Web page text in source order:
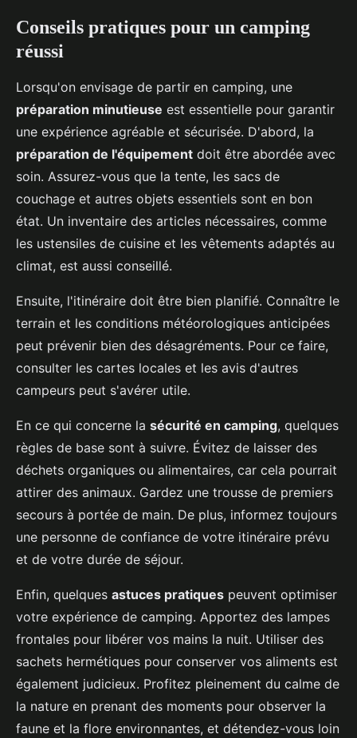
Conseils pratiques pour un camping
réussi
Lorsqu'on envisage de partir en camping, une
préparation minutieuse est essentielle pour garantir
une expérience agréable et sécurisée. D'abord, la
préparation de l'équipement doit être abordée avec
soin. Assurez-vous que la tente, les sacs de
couchage et autres objets essentiels sont en bon
état. Un inventaire des articles nécessaires, comme
les ustensiles de cuisine et les vêtements adaptés au
climat, est aussi conseillé.
Ensuite, l'itinéraire doit être bien planifié. Connaître le
terrain et les conditions météorologiques anticipées
peut prévenir bien des désagréments. Pour ce faire,
consulter les cartes locales et les avis d'autres
campeurs peut s'avérer utile.
En ce qui concerne la sécurité en camping, quelques
règles de base sont à suivre. Évitez de laisser des
déchets organiques ou alimentaires, car cela pourrait
attirer des animaux. Gardez une trousse de premiers
secours à portée de main. De plus, informez toujours
une personne de confiance de votre itinéraire prévu
et de votre durée de séjour.
Enfin, quelques astuces pratiques peuvent optimiser
votre expérience de camping. Apportez des lampes
frontales pour libérer vos mains la nuit. Utiliser des
sachets hermétiques pour conserver vos aliments est
également judicieux. Profitez pleinement du calme de
la nature en prenant des moments pour observer la
faune et la flore environnantes, et détendez-vous loin